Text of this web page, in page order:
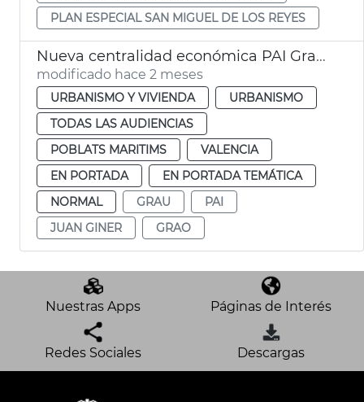
PLAN ESPECIAL SAN MIGUEL DE LOS REYES
Nueva centralidad económica PAI Grao València
modificado hace 2 meses
URBANISMO Y VIVIENDA
URBANISMO
TODAS LAS AUDIENCIAS
POBLATS MARITIMS
VALENCIA
EN PORTADA
EN PORTADA TEMÁTICA
NORMAL
GRAU
PAI
JUAN GINER
GRAO
Nuestras Apps Páginas de Interés
Redes Sociales Descargas